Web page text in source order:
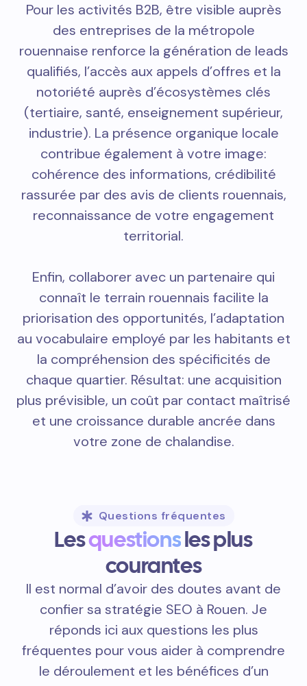
Pour les activités B2B, être visible auprès
des entreprises de la métropole
rouennaise renforce la génération de leads
qualifiés, l’accès aux appels d’offres et la
notoriété auprès d’écosystèmes clés
(tertiaire, santé, enseignement supérieur,
industrie). La présence organique locale
contribue également à votre image:
cohérence des informations, crédibilité
rassurée par des avis de clients rouennais,
reconnaissance de votre engagement
territorial.
Enfin, collaborer avec un partenaire qui
connaît le terrain rouennais facilite la
priorisation des opportunités, l’adaptation
au vocabulaire employé par les habitants et
la compréhension des spécificités de
chaque quartier. Résultat: une acquisition
plus prévisible, un coût par contact maîtrisé
et une croissance durable ancrée dans
votre zone de chalandise.
Questions fréquentes
Lesquestionsles plus
courantes
Il est normal d’avoir des doutes avant de
confier sa stratégie SEO à Rouen. Je
réponds ici aux questions les plus
fréquentes pour vous aider à comprendre
le déroulement et les bénéfices d’un